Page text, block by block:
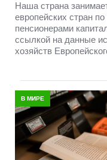
Наша страна
европейских стран
пенсионерами
ссылкой на данные
хозяйств
В МИРЕ